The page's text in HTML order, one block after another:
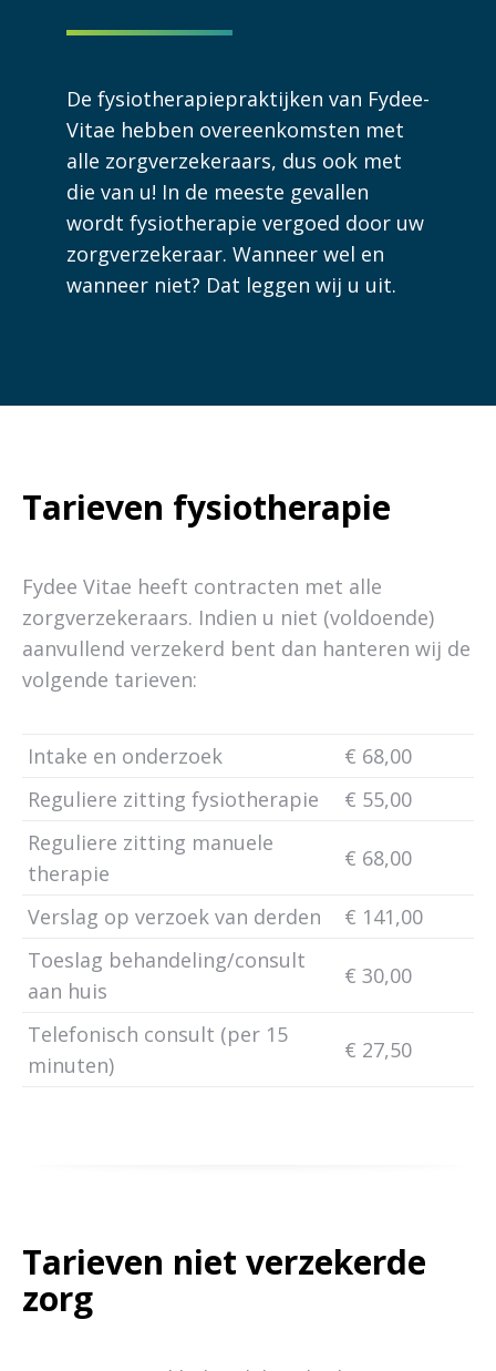
De fysiotherapiepraktijken van Fydee-
Vitae hebben overeenkomsten met
alle zorgverzekeraars, dus ook met
die van u! In de meeste gevallen
wordt fysiotherapie vergoed door uw
zorgverzekeraar. Wanneer wel en
wanneer niet? Dat leggen wij u uit.
Tarieven fysiotherapie
Fydee Vitae heeft contracten met alle
zorgverzekeraars. Indien u niet (voldoende)
aanvullend verzekerd bent dan hanteren wij de
volgende tarieven:
Intake en onderzoek
€ 68,00
Reguliere zitting fysiotherapie
€ 55,00
Reguliere zitting manuele
therapie
€ 68,00
Verslag op verzoek van derden
€ 141,00
Toeslag behandeling/consult
aan huis
€ 30,00
Telefonisch consult (per 15
minuten)
€ 27,50
Tarieven niet verzekerde
zorg